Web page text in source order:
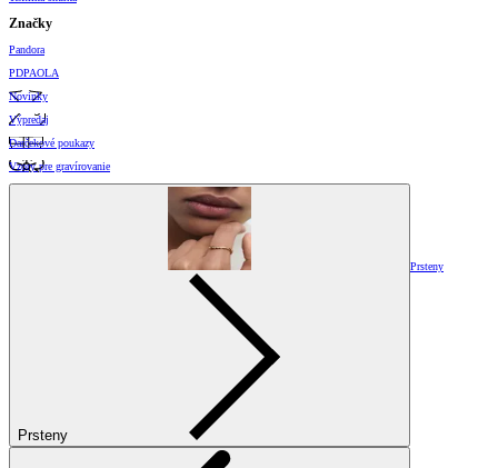
Značky
Pandora
PDPAOLA
Novinky
Výpredaj
Darčekové poukazy
Vzory pre gravírovanie
Prsteny
Prsteny